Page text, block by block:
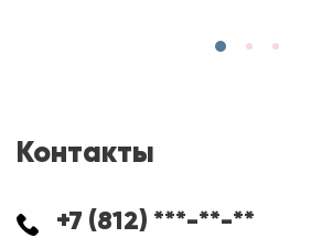
Контакты
+7 (812) ***-**-**